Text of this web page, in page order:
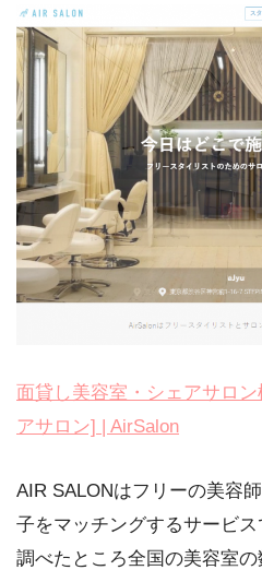
面貸し美容室・シェアサロ
アサロン] | AirSalon
AIR SALONはフリーの美容
子をマッチングするサービス
調べたところ全国の美容室